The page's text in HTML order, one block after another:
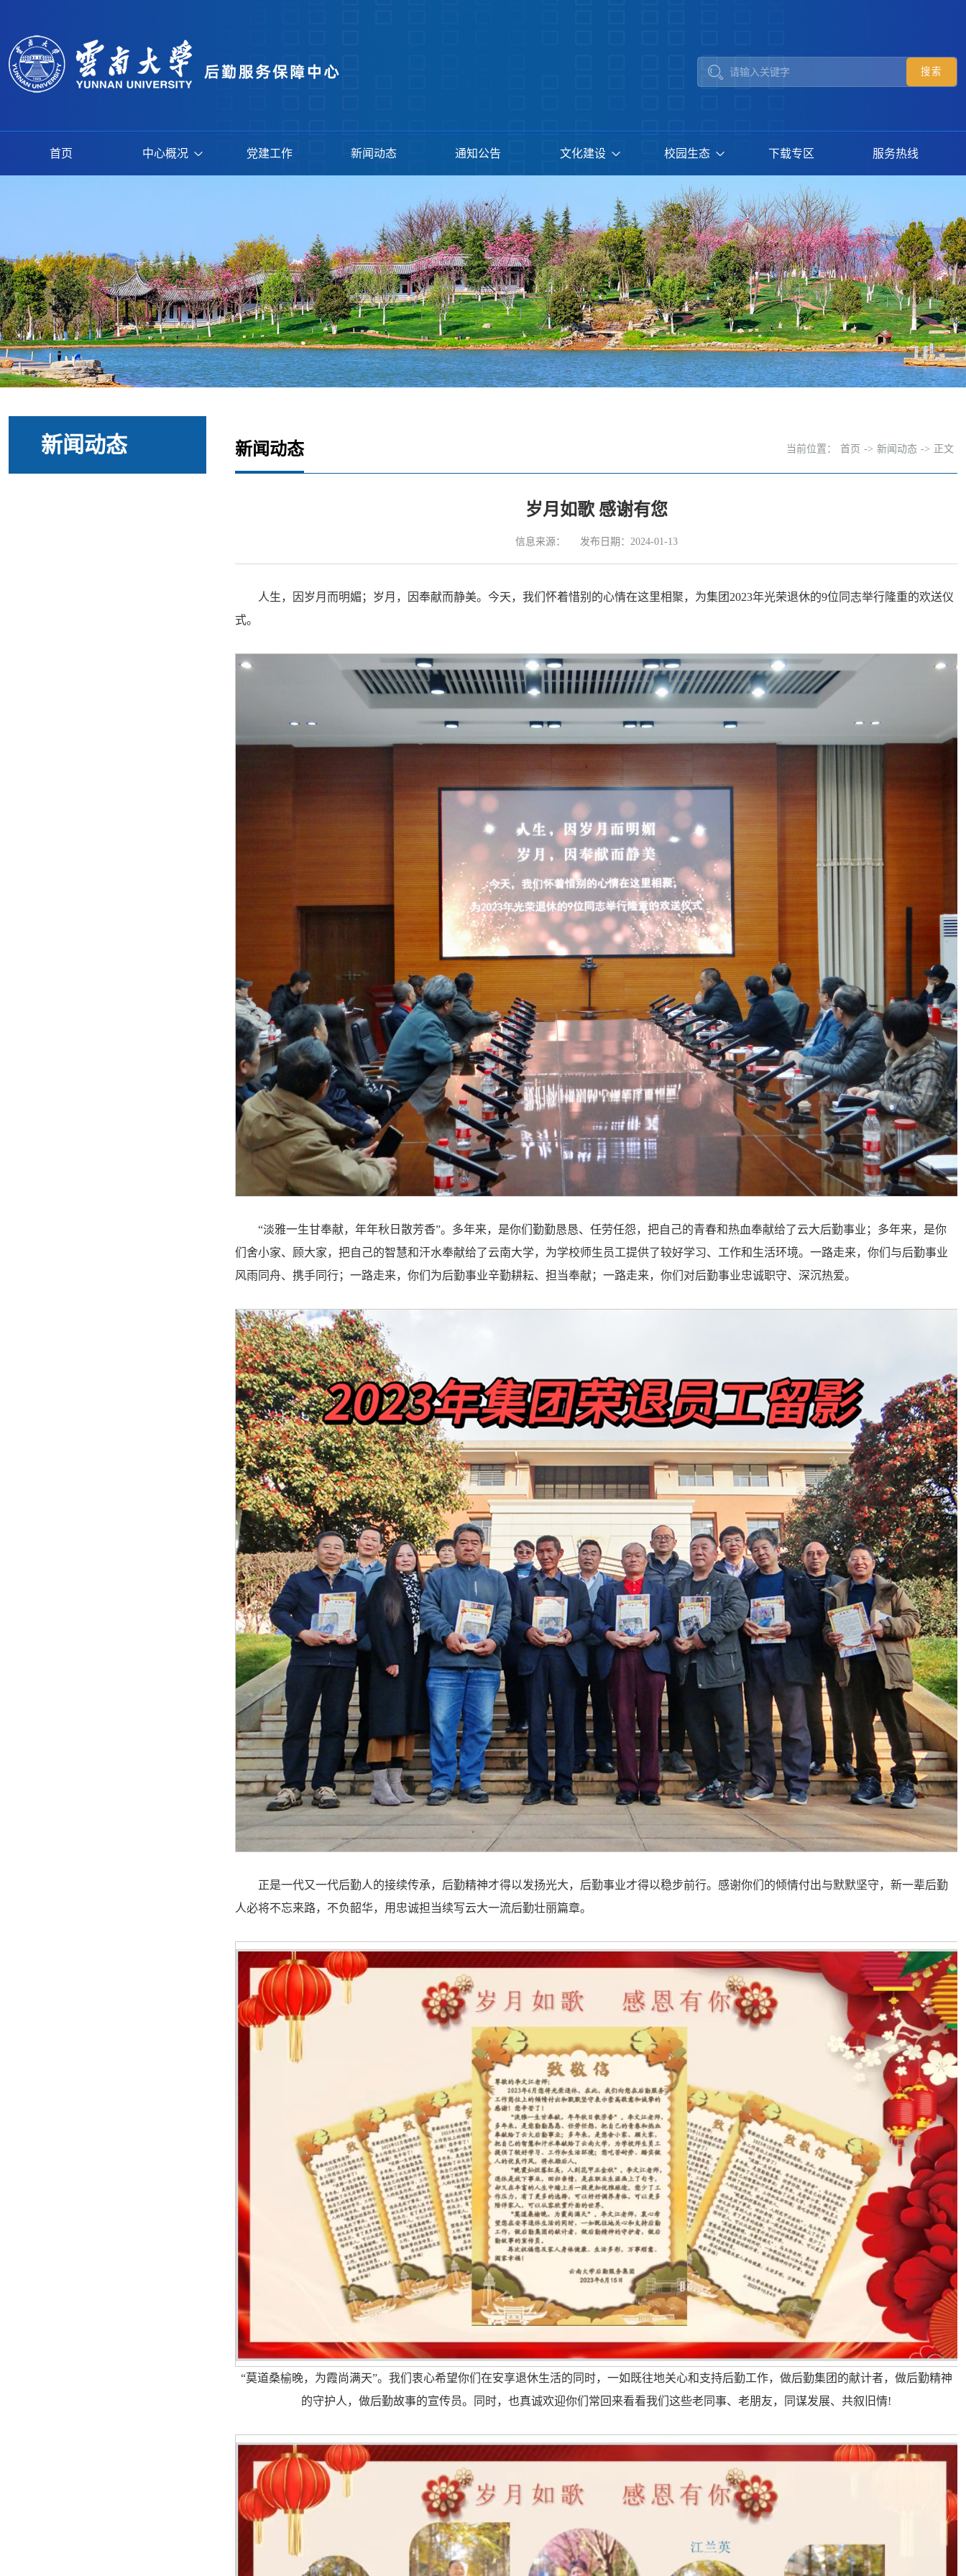
首页 中心概况 党建工作 新闻动态 通知公告 文化建设 校园生态 下载专区 服务热线
新闻动态 新闻动态 当前位置： 首页 -> 新闻动态 -> 正文
岁月如歌 感谢有您
信息来源： 发布日期：2024-01-13
人生，因岁月而明媚；岁月，因奉献而静美。今天，我们怀着惜别的心情在这里相聚，为集团2023年光荣退休的9位同志举行隆重的欢送仪
式。
“淡雅一生甘奉献，年年秋日散芳香”。多年来，是你们勤勤恳恳、任劳任怨，把自己的青春和热血奉献给了云大后勤事业；多年来，是你
们舍小家、顾大家，把自己的智慧和汗水奉献给了云南大学，为学校师生员工提供了较好学习、工作和生活环境。一路走来，你们与后勤事业
风雨同舟、携手同行；一路走来，你们为后勤事业辛勤耕耘、担当奉献；一路走来，你们对后勤事业忠诚职守、深沉热爱。
正是一代又一代后勤人的接续传承，后勤精神才得以发扬光大，后勤事业才得以稳步前行。感谢你们的倾情付出与默默坚守，新一辈后勤
人必将不忘来路，不负韶华，用忠诚担当续写云大一流后勤壮丽篇章。
“莫道桑榆晚，为霞尚满天”。我们衷心希望你们在安享退休生活的同时，一如既往地关心和支持后勤工作，做后勤集团的献计者，做后勤精神
的守护人，做后勤故事的宣传员。同时，也真诚欢迎你们常回来看看我们这些老同事、老朋友，同谋发展、共叙旧情!